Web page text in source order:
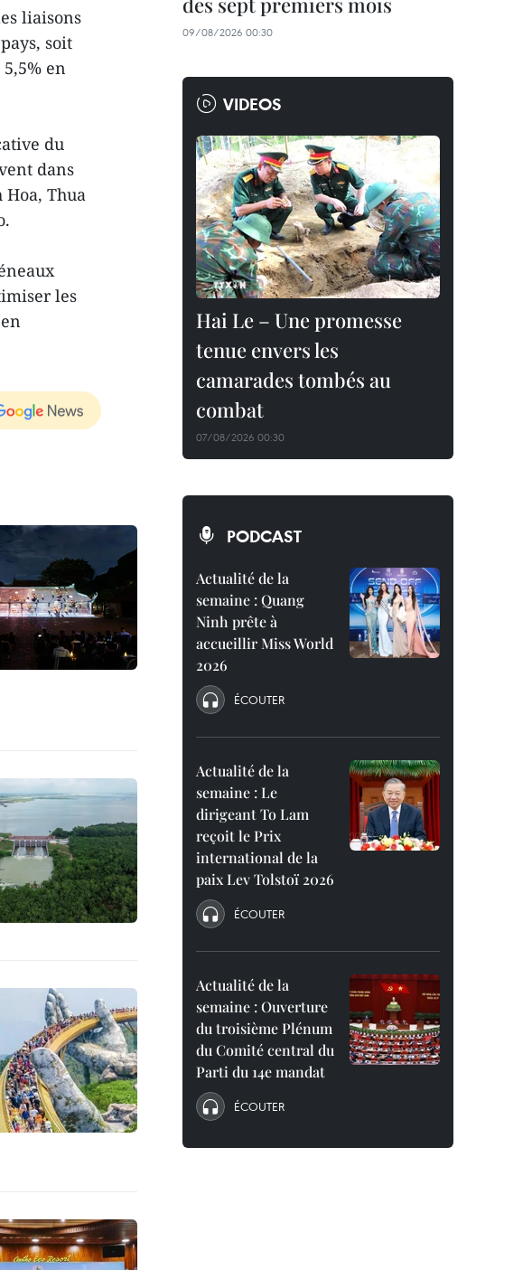
liaisons
soit
en
du
dans
Hoa, Thua
les
09/08/2026 00:30
VIDEOS
Hai Le – Une promesse
tenue envers les
camarades tombés au
combat
07/08/2026 00:30
PODCAST
Actualité de la
semaine : Quang
Ninh prête à
accueillir Miss World
2026
ÉCOUTER
Actualité de la
semaine : Le
dirigeant To Lam
reçoit le Prix
international de la
paix Lev Tolstoï 2026
ÉCOUTER
Actualité de la
semaine : Ouverture
du troisième Plénum
du Comité central du
Parti du 14e mandat
ÉCOUTER